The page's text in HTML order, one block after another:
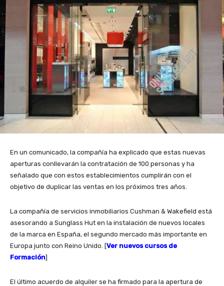
En un comunicado, la compañía ha explicado que estas nuevas
aperturas conllevarán la contratación de 100 personas y ha
señalado que con estos establecimientos cumplirán con el
objetivo de duplicar las ventas en los próximos tres años.
La compañía de servicios inmobiliarios Cushman & Wakefield está
asesorando a Sunglass Hut en la instalación de nuevos locales
de la marca en España, el segundo mercado más importante en
Europa junto con Reino Unido. [Ver nuevos cursos de
Formación]
El último acuerdo de alquiler se ha firmado para la apertura de